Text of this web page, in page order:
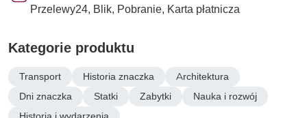
Przelewy24, Blik, Pobranie, Karta płatnicza
Kategorie produktu
Transport Historia znaczka
Architektura
Dni znaczka
Statki Zabytki
Nauka i rozwój